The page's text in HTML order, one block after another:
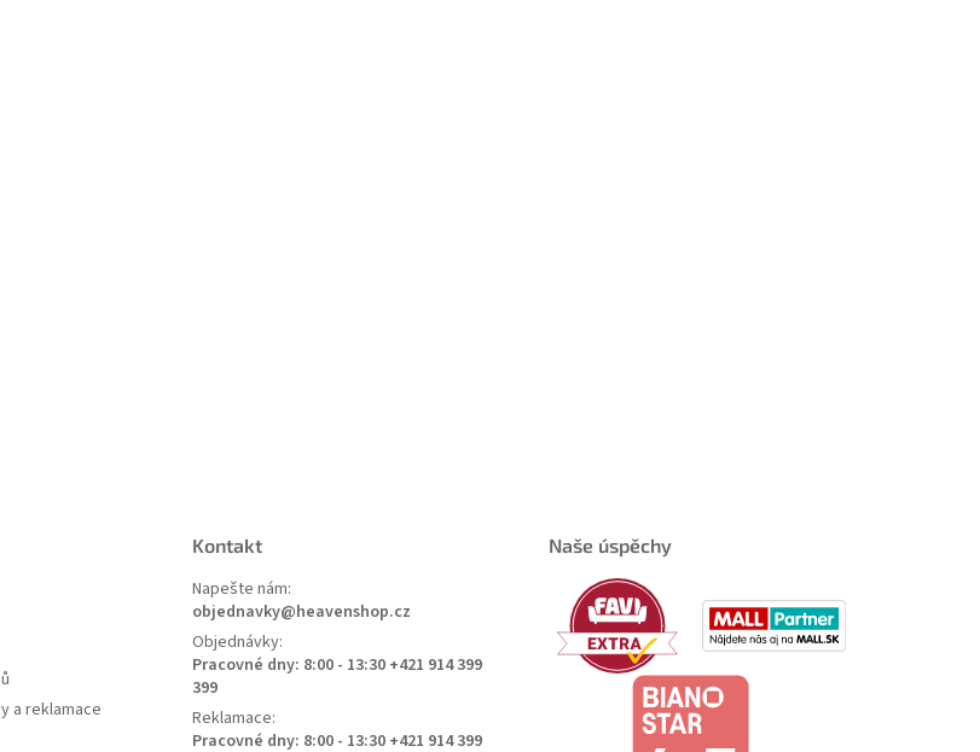
a reklamace
Kontakt
Napešte nám:
objednavky@heavenshop.cz
Objednávky:
Pracovné dny: 8:00 - 13:30 +421 914 399
399
Reklamace:
Pracovné dny: 8:00 - 13:30 +421 914 399
Naše úspěchy